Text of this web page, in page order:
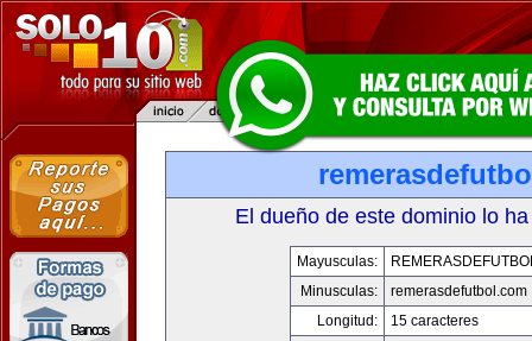
El dueño de este dominio lo
Mayusculas:
Minusculas:
remerasdefutbol.com
Longitud:
15 caracteres